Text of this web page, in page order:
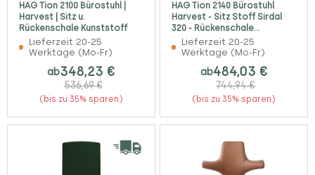
HAG Tion 2100 Bürostuhl |
Harvest | Sitz u.
Rückenschale Kunststoff
Lieferzeit 20-25
Werktage (Mo-Fr)
ab348,23 €
536,69 €
(bis zu 35% sparen)
HAG Tion 2140 Bürostuhl
Harvest - Sitz Stoff Sirdal
320 - Rückenschale
Kunststoff
Lieferzeit 20-25
Werktage (Mo-Fr)
ab484,03 €
744,94 €
(bis zu 35% sparen)